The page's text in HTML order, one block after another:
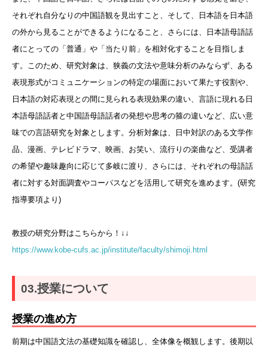
それぞれ自分なりの中国語観を見出すこと、そして、日本語を日本語
の外から見ることができるようになること、さらには、日本語母語話
者にとっての「普通」や「当たり前」を相対化することを目指しま
す。このため、研究対象は、狭義の文法や意味分析のみならず、ある
表現形式がコミュニケーションの特定の場面において果たす役割や、
日本語の対応表現との間に見られる表現効果の違い、言語に現れる日
本語母語話者と中国語母語話者の発想や思考の箍の違いなど、広い意
味での言語研究を対象とします。分析対象は、日中対訳のある文学作
品、漫画、テレビドラマ、映画、お笑い、流行りの楽曲など、受講者
の希望や趣味趣向に応じて多岐に渡り、さらには、それぞれの母語話
者に対する対面調査やコーパスなどを活用して研究を進めます。(研究
指導要項より)
教授の研究分野はこちらから！↓↓
https://www.kobe-cufs.ac.jp/institute/faculty/shimoji.html
03.授業について
授業の進め方
前期は中国語文法の基礎知識を確認し、全体像を概観します。後期以